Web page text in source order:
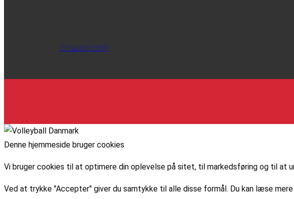
Privatlivspolitik
Denne hjemmeside bruger cookies
Vi bruger cookies til at optimere din oplevelse på sitet, til markedsføring og til at
Ved at trykke "Accepter" giver du samtykke til alle disse formål. Du kan læse